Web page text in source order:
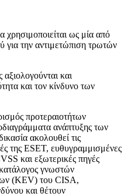
ως μία από
για την αντιμετώπιση τρωτών
και
και τον κίνδυνο των
προτεραιοτήτων
ανάπτυξης των
ακολουθεί τις
της ESET, ευθυγραμμισμένες
και εξωτερικές πηγές
γνωστών
(KEV) του CISA,
και θέτουν